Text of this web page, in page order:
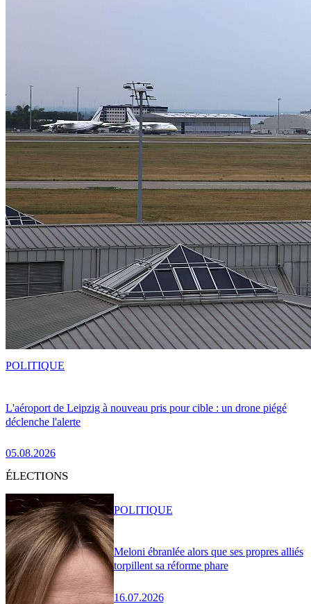
L'aéroport de Leipzig à nouveau pris pour cible : un drone piégé
déclenche l'alerte
05.08.2026
POLITIQUE
ÉLECTIONS
Meloni ébranlée alors que ses propres alliés
torpillent sa réforme phare
16.07.2026
POLITIQUE